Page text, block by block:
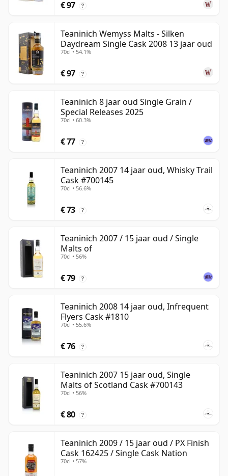
€ 97 ?
Teaninich Wemyss Malts - Silken
Daydream Single Cask 2008 13 jaar oud
70cl • 54.1%
€ 97 ?
Teaninich 8 jaar oud Single Grain /
Special Releases 2025
70cl • 60.3%
€ 77 ?
Teaninich 2007 14 jaar oud, Whisky Trail
Cask #700145
70cl • 56.6%
€ 73 ?
Teaninich 2007 / 15 jaar oud / Single
Malts of
70cl • 56%
€ 79 ?
Teaninich 2008 14 jaar oud, Infrequent
Flyers Cask #1810
70cl • 55.6%
€ 76 ?
Teaninich 2007 15 jaar oud, Single
Malts of Scotland Cask #700143
70cl • 56%
€ 80 ?
Teaninich 2009 / 15 jaar oud / PX Finish
Cask 162425 / Single Cask Nation
70cl • 57%